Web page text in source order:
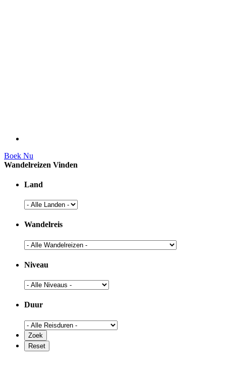
Boek Nu
Wandelreizen Vinden
Land
Wandelreis
Niveau
Duur